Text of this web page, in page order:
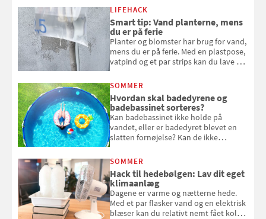
kan bruge dine hindbær i alt fra
bagværk og salater til is og syltning.
LIFEHACK
Smart tip: Vand planterne, mens
du er på ferie
Planter og blomster har brug for vand,
mens du er på ferie. Med en plastpose,
vatpind og et par strips kan du lave dit
at bede naboen om at vande eller
komme hjem til døde planter
SOMMER
Hvordan skal badedyrene og
badebassinet sorteres?
Kan badebassinet ikke holde på
vandet, eller er badedyret blevet en
slatten fornøjelse? Kan de ikke
opmærksom, når du smider
badebassinet eller et badedyr ud
SOMMER
Hack til hedebølgen: Lav dit eget
klimaanlæg
Dagene er varme og nætterne hede.
Med et par flasker vand og en elektrisk
blæser kan du relativt nemt fået koldt